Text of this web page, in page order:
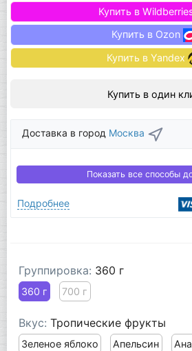
Купить в
Купить в Ozon
Купить в Yandex
Купить в один
Доставка в город Москва
Показать все способы
Подробнее
Группировка: 360 г
360 г 700 г
Вкус: Тропические фрукты
Зеленое яблоко Апельсин